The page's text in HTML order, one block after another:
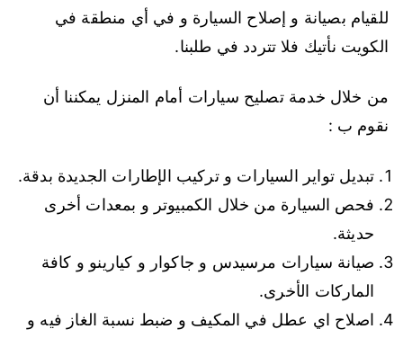
للقيام بصيانة و إصلاح السيارة و في أي منطقة في
الكويت نأتيك فلا تتردد في طلبنا.
من خلال خدمة تصليح سيارات أمام المنزل يمكننا أن
نقوم ب :
تبديل تواير السيارات و تركيب الإطارات الجديدة بدقة.
فحص السيارة من خلال الكمبيوتر و بمعدات أخرى
حديثة.
صيانة سيارات مرسيدس و جاكوار و كيارينو و كافة
الماركات الأخرى.
اصلاح اي عطل في المكيف و ضبط نسبة الغاز فيه و